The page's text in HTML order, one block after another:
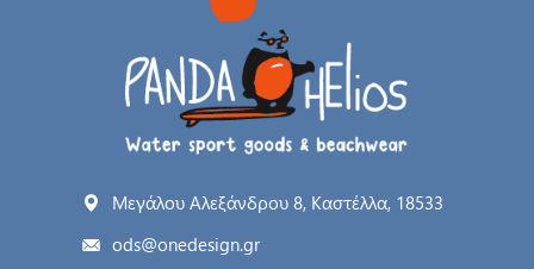
Μεγάλου Αλεξάνδρου 8, Καστέλλα, 18533
ods@onedesign.gr